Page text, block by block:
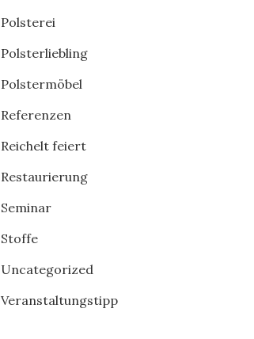
Polsterei
Polsterliebling
Polstermöbel
Referenzen
Reichelt feiert
Restaurierung
Seminar
Stoffe
Uncategorized
Veranstaltungstipp